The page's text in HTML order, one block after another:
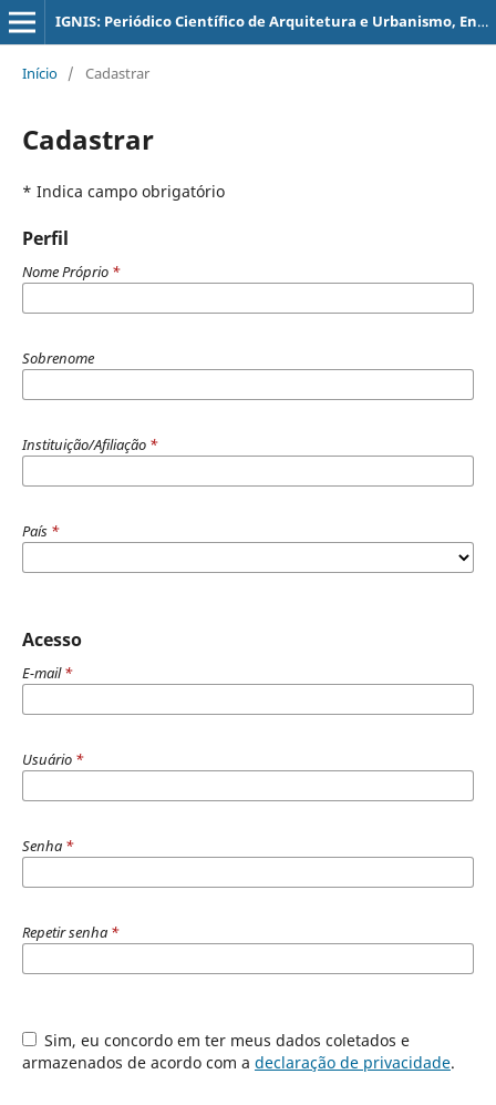
IGNIS: Periódico Científico de Arquitetura e Urbanismo, Engenharias e Tecnologia de Informação
Início / Cadastrar
Cadastrar
* Indica campo obrigatório
Perfil
Nome Próprio *
Sobrenome
Instituição/Afiliação *
País *
Acesso
E-mail*
Usuário *
Senha *
Repetir senha *
Sim, eu concordo em ter meus dados coletados e
armazenados de acordo com a declaração de privacidade.